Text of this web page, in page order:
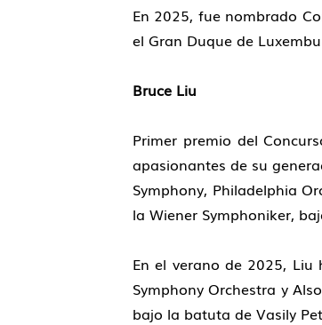
En 2025, fue nombrado
el Gran Duque de
Bruce Liu
Primer premio del
apasionantes de su
Symphony, Philadelphia
la Wiener Symphoniker,
En el verano de 2025,
Symphony Orchestra y
bajo la batuta de Vasily